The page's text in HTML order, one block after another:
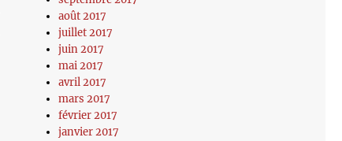
août 2017
juillet 2017
juin 2017
mai 2017
avril 2017
mars 2017
février 2017
janvier 2017